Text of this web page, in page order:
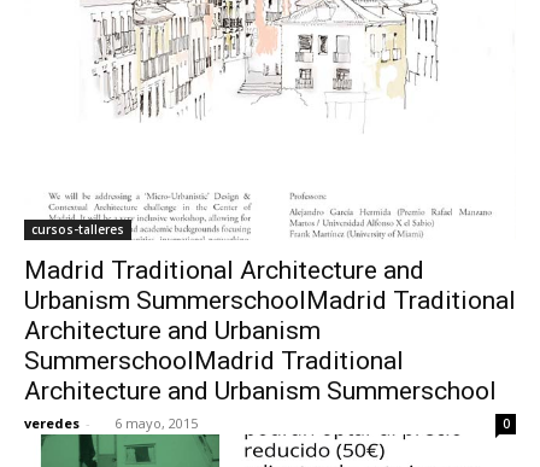
cursos-talleres
Madrid Traditional Architecture and
Urbanism SummerschoolMadrid Traditional
Architecture and Urbanism
SummerschoolMadrid Traditional
Architecture and Urbanism Summerschool
veredes - 6 mayo, 2015 0